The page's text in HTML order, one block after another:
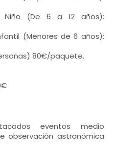
Niño (De 6 a 12 años):
(Menores de 6 años):
80€/paquete.
eventos medio
observación astronómica